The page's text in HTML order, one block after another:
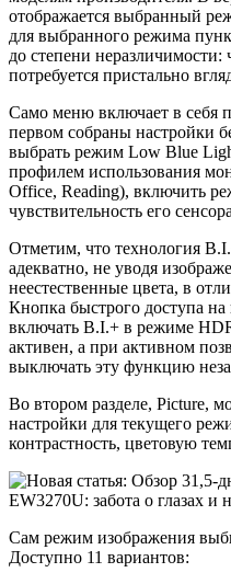
отображается выбранный
для выбранного режима
до степени неразличимости:
потребуется пристально
Само меню включает в себя
первом собраны настройки
выбрать режим Low Blue
профилем использования
Office, Reading), включить
чувствительность его
Отметим, что технология
адекватно, не уводя
неестественные цвета, в
Кнопка быстрого доступа на
включать B.I.+ в режиме
активен, а при активном
выключать эту функцию
Во втором разделе, Picture,
настройки для текущего
контрастность, цветовую
Сам режим изображения
Доступно 11 вариантов: